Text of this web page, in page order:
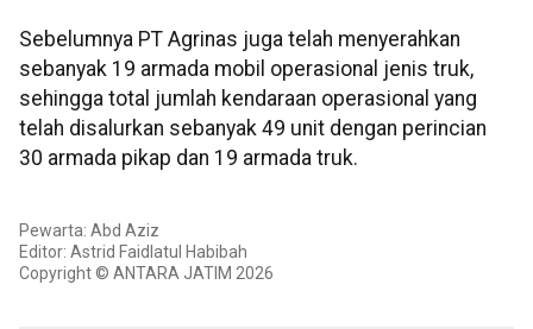
Sebelumnya PT Agrinas juga telah menyerahkan
sebanyak 19 armada mobil operasional jenis truk,
sehingga total jumlah kendaraan operasional yang
telah disalurkan sebanyak 49 unit dengan perincian
30 armada pikap dan 19 armada truk.
Pewarta: Abd Aziz
Editor: Astrid Faidlatul Habibah
Copyright © ANTARA JATIM 2026